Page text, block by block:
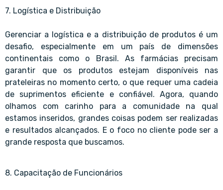
7. Logística e Distribuição
Gerenciar a logística e a distribuição de produtos é um
desafio, especialmente em um país de dimensões
continentais como o Brasil. As farmácias precisam
garantir que os produtos estejam disponíveis nas
prateleiras no momento certo, o que requer uma cadeia
de suprimentos eficiente e confiável. Agora, quando
olhamos com carinho para a comunidade na qual
estamos inseridos, grandes coisas podem ser realizadas
e resultados alcançados. E o foco no cliente pode ser a
grande resposta que buscamos.
8. Capacitação de Funcionários